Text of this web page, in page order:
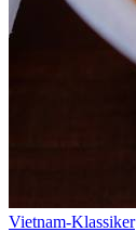
Vietnam-Klassiker